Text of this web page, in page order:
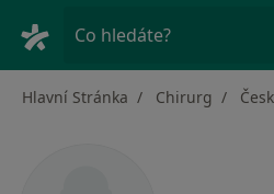
Co hledáte?
Hlavní Stránka Chirurg